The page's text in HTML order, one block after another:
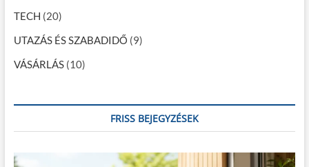
TECH (20)
UTAZÁS ÉS SZABADIDŐ (9)
VÁSÁRLÁS(10)
FRISS BEJEGYZÉSEK